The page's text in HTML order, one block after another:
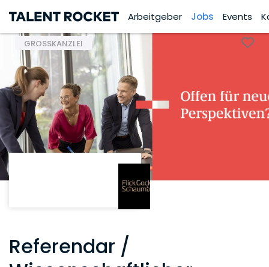
Arbeitgeber Jobs Events
GROSSKANZLEI
Referendar /